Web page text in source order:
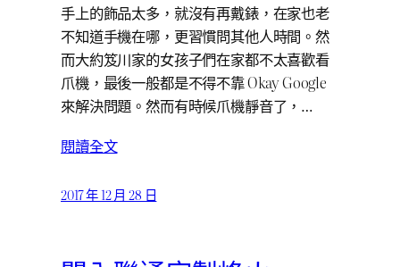
手上的飾品太多，就沒有再戴錶，在家也老
不知道手機在哪，更習慣問其他人時間。然
而大約笈川家的女孩子們在家都不太喜歡看
爪機，最後一般都是不得不靠 Okay Google
來解決問題。然而有時候爪機靜音了，…
閱讀全文
2017 年 12 月 28 日